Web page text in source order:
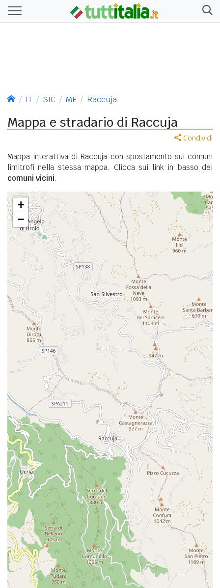
IT SIC ME Raccuja
Mappa e stradario di Raccuja
Condividi
Mappa interattiva di Raccuja con spostamento sui comuni
limitrofi nella stessa mappa. Clicca sui link in basso dei
comuni vicini.
+
−